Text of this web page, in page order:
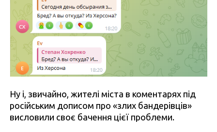
Ну і, звичайно, жителі міста в коментарях під
російським дописом про «злих бандерівців»
висловили своє бачення цієї проблеми.